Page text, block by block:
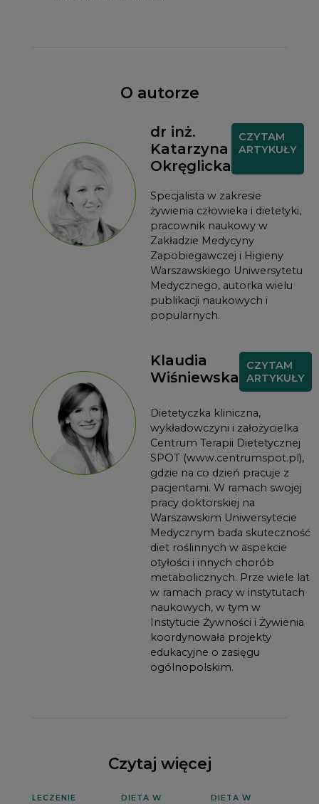
O autorze
dr inż.
Katarzyna
Okręglicka
CZYTAM
ARTYKUŁY
Specjalista w zakresie
żywienia człowieka i dietetyki,
pracownik naukowy w
Zakładzie Medycyny
Zapobiegawczej i Higieny
Warszawskiego Uniwersytetu
Medycznego, autorka wielu
publikacji naukowych i
popularnych.
Klaudia
Wiśniewska
CZYTAM
ARTYKUŁY
Dietetyczka kliniczna,
wykładowczyni i założycielka
Centrum Terapii Dietetycznej
SPOT (www.centrumspot.pl),
gdzie na co dzień pracuje z
pacjentami. W ramach swojej
pracy doktorskiej na
Warszawskim Uniwersytecie
Medycznym bada skuteczność
diet roślinnych w aspekcie
otyłości i innych chorób
metabolicznych. Prze wiele lat
w ramach pracy w instytutach
naukowych, w tym w
Instytucie Żywności i Żywienia
koordynowała projekty
edukacyjne o zasięgu
ogólnopolskim.
Czytaj więcej
LECZENIE DIETA W DIETA W